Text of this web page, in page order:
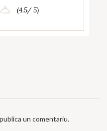
(4.5/ 5)
un comentariu.